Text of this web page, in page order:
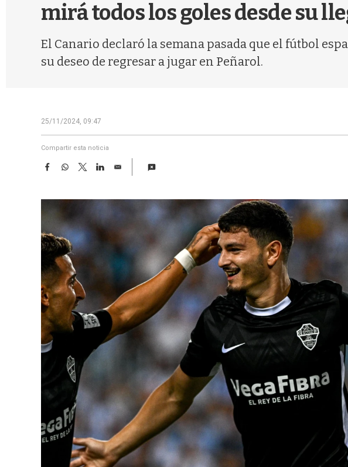
mirá todos los goles desde su
El Canario declaró la semana pasada que el fútbol
su deseo de regresar a jugar en Peñarol.
25/11/2024, 09:47
Compartir esta noticia
F
e
b
o
k
W
t
A
p
p
T
w
t
r
L
k
d
n
E
i
l